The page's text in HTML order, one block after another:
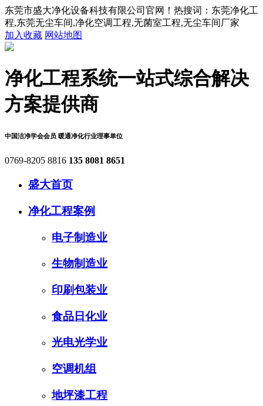
东莞市盛大净化设备科技有限公司官网！热搜词：东莞净化工
程,东莞无尘车间,净化空调工程,无菌室工程,无尘车间厂家
加入收藏 网站地图
净化工程系统一站式综合解决
方案提供商
中国洁净学会会员 暖通净化行业理事单位
0769-8205 8816 135 8081 8651
盛大首页
净化工程案例
电子制造业
生物制造业
印刷包装业
食品日化业
光电光学业
空调机组
地坪漆工程